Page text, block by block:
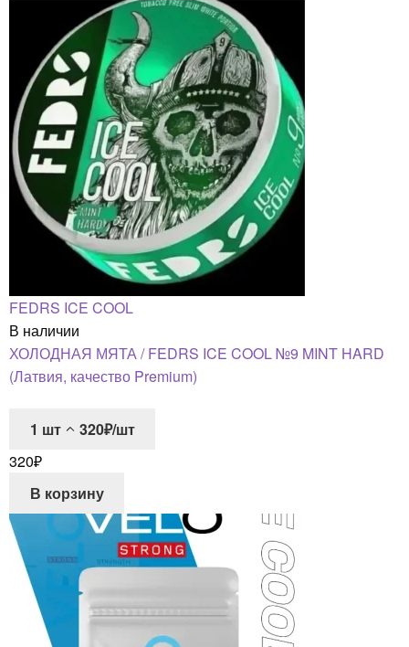
FEDRS ICE COOL
В наличии
ХОЛОДНАЯ МЯТА / FEDRS ICE COOL №9 MINT HARD
(Латвия, качество Premium)
1 шт
320₽/шт
320₽
В корзину